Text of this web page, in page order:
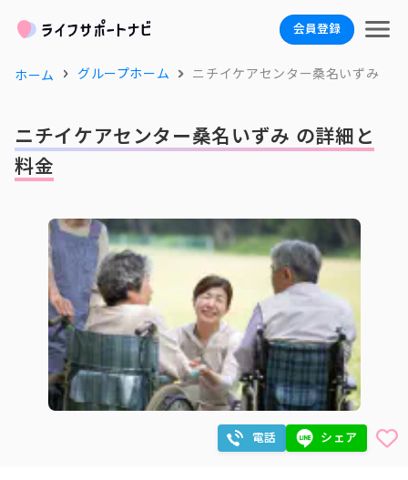
会員登録
ホーム グループホーム ニチイケアセンター桑名いずみ
ニチイケアセンター桑名いずみ の詳細と
料金
電話 シェア